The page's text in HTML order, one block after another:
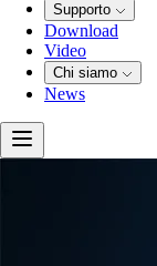
Supporto
Download
Video
Chi siamo
News